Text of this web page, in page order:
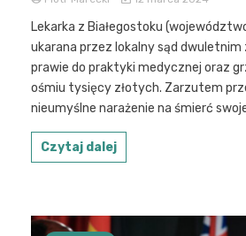
Lekarka z Białegostoku
ukarana przez lokalny sąd
prawie do praktyki medycznej oraz
ośmiu tysięcy złotych. Zarzutem
nieumyślne narażenie na śmierć
Czytaj dalej